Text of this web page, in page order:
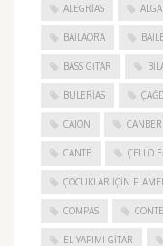
ALEGRIAS
BAILAORA BAILE
BASS GITAR
BULERIAS
CAJON
CANTE ÇELLO
ÇOCUKLAR IÇIN
COMPAS
EL YAPIMI GITAR